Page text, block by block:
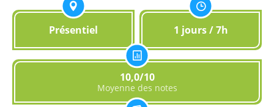
Présentiel 1 jours / 7h
10,0/10
Moyenne des notes